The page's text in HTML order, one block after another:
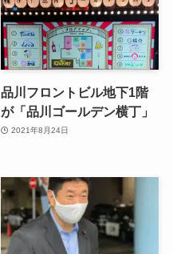
品川フロントビル地下1階
が「品川ゴールデン横丁」
2021年8月24日